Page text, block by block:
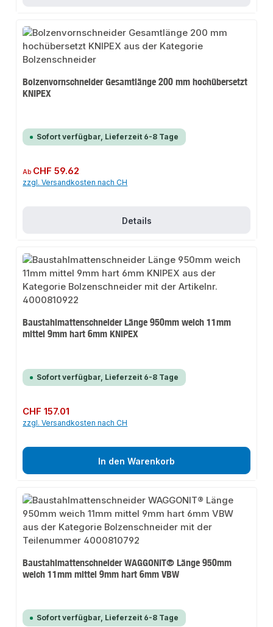
Bolzenvornschneider Gesamtlänge 200 mm hochübersetzt
KNIPEX
Sofort verfügbar, Lieferzeit 6-8 Tage
Regulärer Preis:
Ab CHF 59.62
zzgl. Versandkosten nach CH
Details
Baustahlmattenschneider Länge 950mm weich 11mm
mittel 9mm hart 6mm KNIPEX
Sofort verfügbar, Lieferzeit 6-8 Tage
Regulärer Preis:
CHF 157.01
zzgl. Versandkosten nach CH
In den Warenkorb
Baustahlmattenschneider WAGGONIT® Länge 950mm
weich 11mm mittel 9mm hart 6mm VBW
Sofort verfügbar, Lieferzeit 6-8 Tage